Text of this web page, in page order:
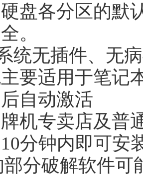
盘各分区的
。
统无插件、无
要适用于笔记
自动激活
机专卖店及普
分钟内即可安
部分破解软件